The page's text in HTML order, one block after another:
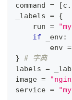
command = [c .
_labels = {
    run
=
if _env:
        env
=
} # 字典
labels =
image =
service =